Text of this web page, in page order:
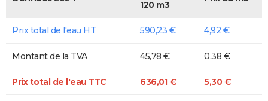
120 m3
Prix total de l'eau HT 590,23 € 4,92 €
Montant de la TVA 45,78 € 0,38 €
Prix total de l'eau TTC 636,01 € 5,30 €